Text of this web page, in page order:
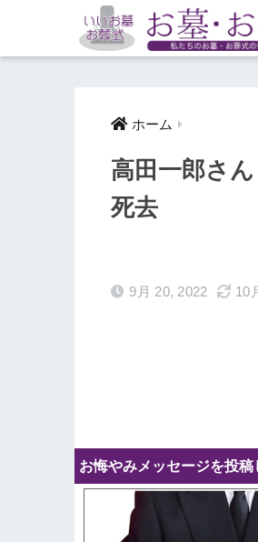
ホーム
高田一郎さ
死去
9月 20, 2022 10
お悔やみメッセージを投